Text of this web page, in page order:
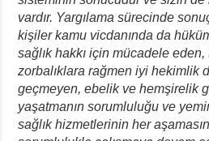
vardır. Yargılama sürecinde
kişiler kamu vicdanında da
sağlık hakkı için mücadele
zorbalıklara rağmen iyi hekimlik
geçmeyen, ebelik ve hemşirelik
yaşatmanın sorumluluğu ve
sağlık hizmetlerinin her